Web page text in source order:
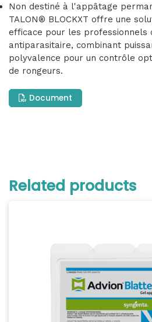
Non destiné à l'appâtage
TALON® BLOCKXT offre une
efficace pour les professionnels
antiparasitaire, combinant
polyvalence pour un contrôle
de rongeurs.
Document
Related products